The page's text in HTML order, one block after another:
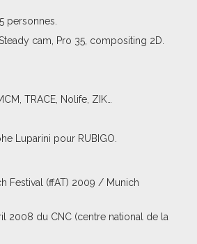
personnes.
cam, Pro 35, compositing 2D.
TRACE, Nolife, ZIK…
Luparini pour RUBIGO.
Festival (ffAT) 2009 / Munich
2008 du CNC (centre national de la